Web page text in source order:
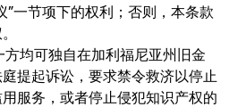
”一节项下的权利；否则，本条款
方均可独自在加利福尼亚州旧金
提起诉讼，要求禁令救济以停止
服务，或者停止侵犯知识产权的